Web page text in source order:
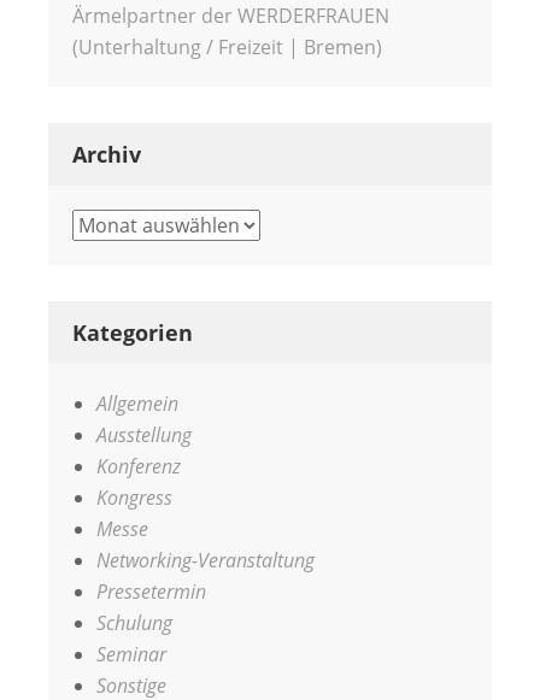
Ärmelpartner der WERDERFRAUEN
(Unterhaltung / Freizeit | Bremen)
Archiv
Archiv
Kategorien
Allgemein
Ausstellung
Konferenz
Kongress
Messe
Networking-Veranstaltung
Pressetermin
Schulung
Seminar
Sonstige